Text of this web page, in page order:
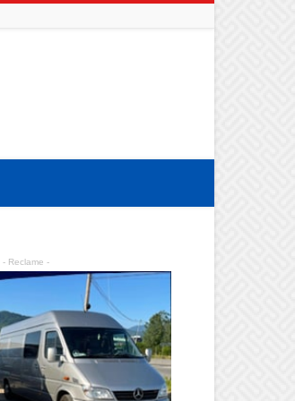
- Reclame -